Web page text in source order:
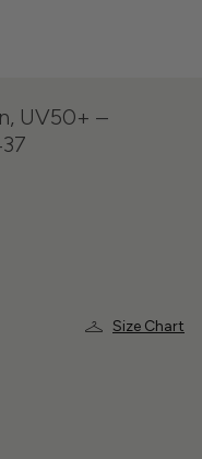
UV50+ –
Size Chart